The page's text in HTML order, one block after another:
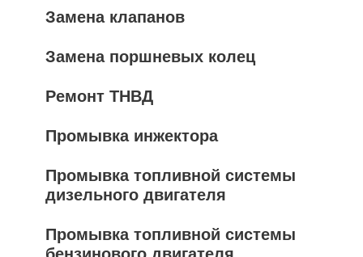
Замена клапанов
Замена поршневых колец
Ремонт ТНВД
Промывка инжектора
Промывка топливной системы
дизельного двигателя
Промывка топливной системы